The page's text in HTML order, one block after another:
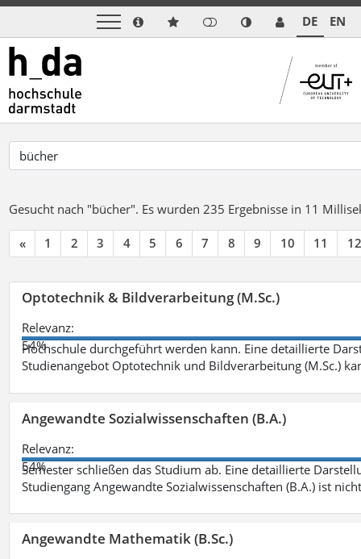
DE EN
Gesucht nach "bücher". Es wurden 235 Ergebnisse in 11
« 1 2 3 4 5 6 7 8 9 10 11 12
Optotechnik & Bildverarbeitung (M.Sc.)
Relevanz:
54%
Hochschule durchgeführt werden kann. Eine detaillierte
Studienangebot Optotechnik und Bildverarbeitung (M.Sc.)
Angewandte Sozialwissenschaften (B.A.)
Relevanz:
54%
Semester schließen das Studium ab. Eine detaillierte
Studiengang Angewandte Sozialwissenschaften (B.A.) ist
Angewandte Mathematik (B.Sc.)